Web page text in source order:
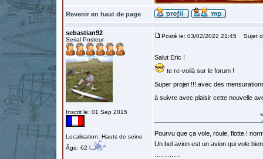
Revenir en haut de page
sebastian92
Serial Posteur
Inscrit le: 01 Sep 2015
Localisation: Hauts de seine
Âge: 62
Posté le: 03/02/2022 21:45 Sujet
Salut Eric !
te re-voilà sur le forum !
Super projet !!! avec des
à suivre avec plaisir cette nouvelle
Pourvu que ça vole, roule, flotte !
Un bel avion est un avion qui vole